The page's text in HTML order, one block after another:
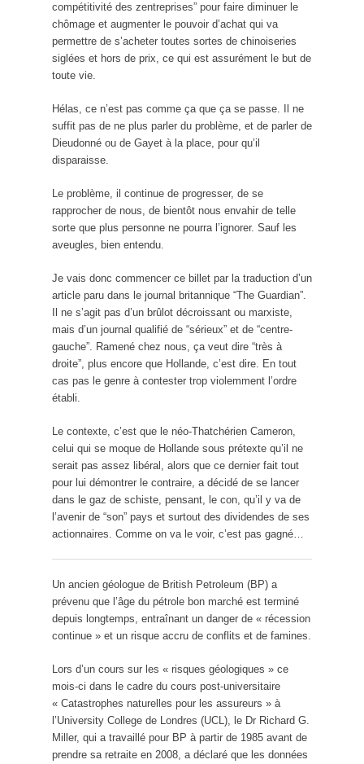
compétitivité des zentreprises” pour faire diminuer le
chômage et augmenter le pouvoir d’achat qui va
permettre de s’acheter toutes sortes de chinoiseries
siglées et hors de prix, ce qui est assurément le but de
toute vie.
Hélas, ce n’est pas comme ça que ça se passe. Il ne
suffit pas de ne plus parler du problème, et de parler de
Dieudonné ou de Gayet à la place, pour qu’il
disparaisse.
Le problème, il continue de progresser, de se
rapprocher de nous, de bientôt nous envahir de telle
sorte que plus personne ne pourra l’ignorer. Sauf les
aveugles, bien entendu.
Je vais donc commencer ce billet par la traduction d’un
article paru dans le journal britannique “The Guardian”.
Il ne s’agit pas d’un brûlot décroissant ou marxiste,
mais d’un journal qualifié de “sérieux” et de “centre-
gauche”. Ramené chez nous, ça veut dire “très à
droite”, plus encore que Hollande, c’est dire. En tout
cas pas le genre à contester trop violemment l’ordre
établi.
Le contexte, c’est que le néo-Thatchérien Cameron,
celui qui se moque de Hollande sous prétexte qu’il ne
serait pas assez libéral, alors que ce dernier fait tout
pour lui démontrer le contraire, a décidé de se lancer
dans le gaz de schiste, pensant, le con, qu’il y va de
l’avenir de “son” pays et surtout des dividendes de ses
actionnaires. Comme on va le voir, c’est pas gagné…
Un ancien géologue de British Petroleum (BP) a
prévenu que l’âge du pétrole bon marché est terminé
depuis longtemps, entraînant un danger de « récession
continue » et un risque accru de conflits et de famines.
Lors d’un cours sur les « risques géologiques » ce
mois-ci dans le cadre du cours post-universitaire
« Catastrophes naturelles pour les assureurs » à
l’University College de Londres (UCL), le Dr Richard G.
Miller, qui a travaillé pour BP à partir de 1985 avant de
prendre sa retraite en 2008, a déclaré que les données